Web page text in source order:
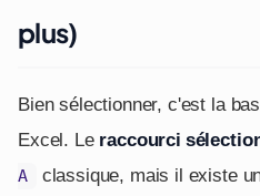
plus)
Bien sélectionner, c'est la
Excel. Le raccourci
A
classique, mais il existe